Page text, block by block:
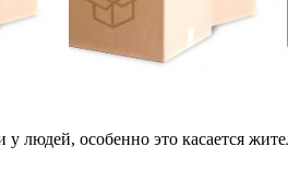
людей, особенно это касается